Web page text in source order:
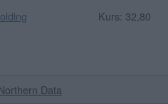
Kurs: 32,80
Data